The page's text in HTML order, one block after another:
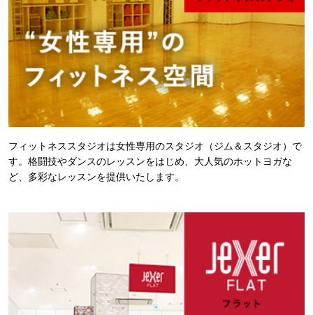
フィットネススタジオは女性専用のスタジオ（ジム＆スタジオ）で
す。格闘技やダンスのレッスンをはじめ、大人気のホットヨガな
ど、多彩なレッスンを提供いたします。